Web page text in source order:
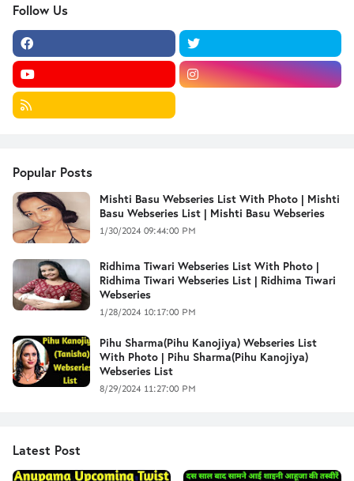
Follow Us
Popular Posts
Mishti Basu Webseries List With Photo | Mishti
Basu Webseries List | Mishti Basu Webseries
1/30/2024 09:44:00 PM
Ridhima Tiwari Webseries List With Photo |
Ridhima Tiwari Webseries List | Ridhima Tiwari
Webseries
1/28/2024 10:17:00 PM
Pihu Sharma(Pihu Kanojiya) Webseries List
With Photo | Pihu Sharma(Pihu Kanojiya)
Webseries List
8/29/2024 11:27:00 PM
Latest Post